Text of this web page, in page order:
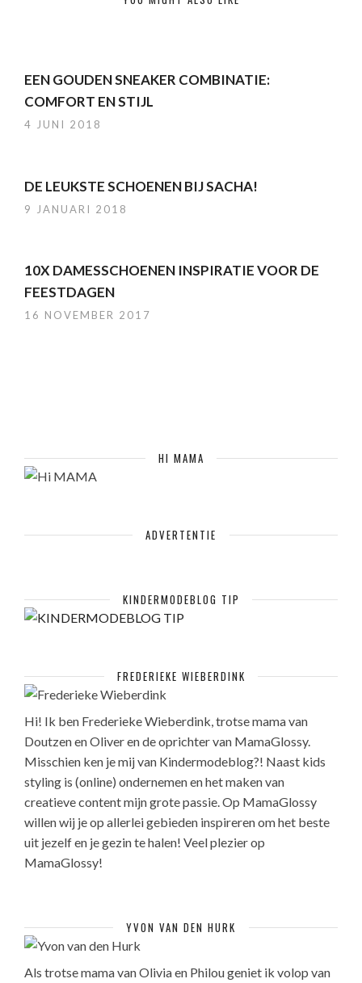
EEN GOUDEN SNEAKER COMBINATIE:
COMFORT EN STIJL
4 JUNI 2018
DE LEUKSTE SCHOENEN BIJ SACHA!
9 JANUARI 2018
10X DAMESSCHOENEN INSPIRATIE VOOR DE
FEESTDAGEN
16 NOVEMBER 2017
HI MAMA
ADVERTENTIE
KINDERMODEBLOG TIP
FREDERIEKE WIEBERDINK
Hi! Ik ben Frederieke Wieberdink, trotse mama van
Doutzen en Oliver en de oprichter van MamaGlossy.
Misschien ken je mij van Kindermodeblog?! Naast kids
styling is (online) ondernemen en het maken van
creatieve content mijn grote passie. Op MamaGlossy
willen wij je op allerlei gebieden inspireren om het beste
uit jezelf en je gezin te halen! Veel plezier op
MamaGlossy!
YVON VAN DEN HURK
Als trotse mama van Olivia en Philou geniet ik volop van